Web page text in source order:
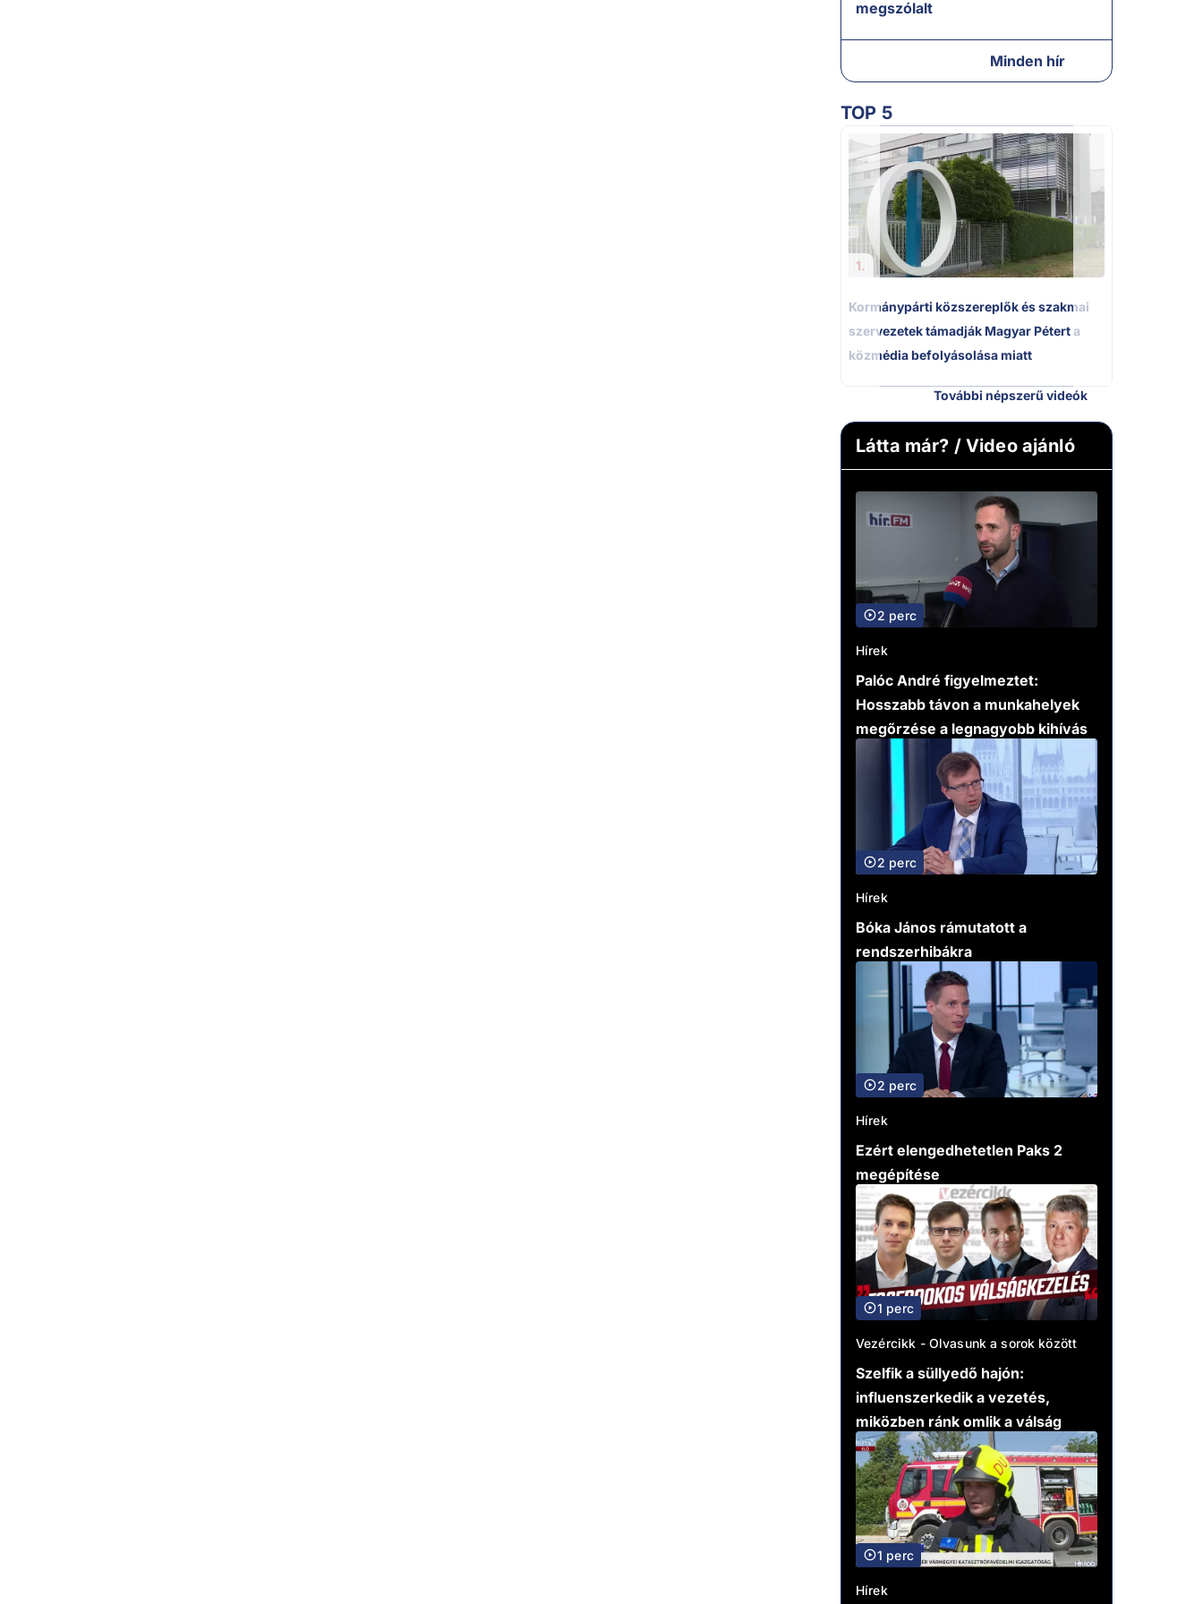
megszólalt
Minden hír
TOP 5
1.
Kormánypárti közszereplők és szakmai
szervezetek támadják Magyar Pétert a
közmédia befolyásolása miatt
További népszerű videók
Látta már? / Video ajánló
2 perc
Hírek
Palóc André figyelmeztet:
Hosszabb távon a munkahelyek
megőrzése a legnagyobb kihívás
2 perc
Hírek
Bóka János rámutatott a
rendszerhibákra
2 perc
Hírek
Ezért elengedhetetlen Paks 2
megépítése
1 perc
Vezércikk - Olvasunk a sorok között
Szelfik a süllyedő hajón:
influenszerkedik a vezetés,
miközben ránk omlik a válság
1 perc
Hírek